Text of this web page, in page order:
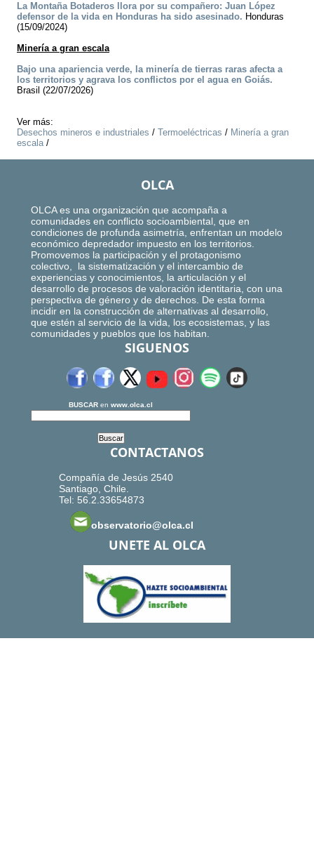
La Montaña Botaderos llora por su compañero: Juan López
defensor de la vida en Honduras ha sido asesinado. Honduras
(15/09/2024)
Minería a gran escala
Bajo una apariencia verde, la minería de tierras raras afecta a
los territorios y agrava los conflictos por el agua en Goiás.
Brasil (22/07/2026)
Ver más:
Desechos mineros e industriales / Termoeléctricas / Minería a gran
escala/
OLCA
OLCA es una organización que acompaña a
comunidades en conflicto socioambiental, que en
condiciones de profunda asimetría, enfrentan un modelo
económico depredador impuesto en los territorios.
Promovemos la participación y el protagonismo
colectivo, la sistematización y el intercambio de
experiencias y conocimientos, la articulación y el
desarrollo de procesos de valoración identitaria, con una
perspectiva de género y de derechos. De esta forma
incidir en la construcción de alternativas al desarrollo,
que estén al servicio de la vida, los ecosistemas, y las
comunidades y pueblos que los habitan.
SIGUENOS
BUSCAR en www.olca.cl
CONTACTANOS
Compañía de Jesús 2540
Santiago, Chile.
Tel: 56.2.33654873
observatorio@olca.cl
UNETE AL OLCA